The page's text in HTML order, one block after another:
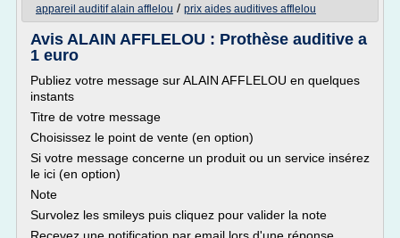
appareil auditif alain afflelou / prix aides auditives afflelou
Avis ALAIN AFFLELOU : Prothèse auditive a
1 euro
Publiez votre message sur ALAIN AFFLELOU en quelques
instants
Titre de votre message
Choisissez le point de vente (en option)
Si votre message concerne un produit ou un service insérez
le ici (en option)
Note
Survolez les smileys puis cliquez pour valider la note